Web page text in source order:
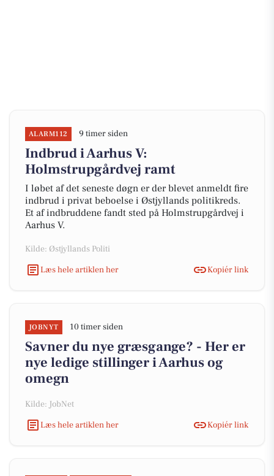
ALARM112 9 timer siden
Indbrud i Aarhus V:
Holmstrupgårdvej ramt
I løbet af det seneste døgn er der blevet anmeldt fire
indbrud i privat beboelse i Østjyllands politikreds.
Et af indbruddene fandt sted på Holmstrupgårdvej i
Aarhus V.
Kilde: Østjyllands Politi
Læs hele artiklen her
Kopiér link
JOBNYT 10 timer siden
Savner du nye græsgange? - Her er
nye ledige stillinger i Aarhus og
omegn
Kilde: JobNet
Læs hele artiklen her
Kopiér link